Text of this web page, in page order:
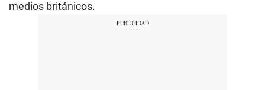
medios británicos.